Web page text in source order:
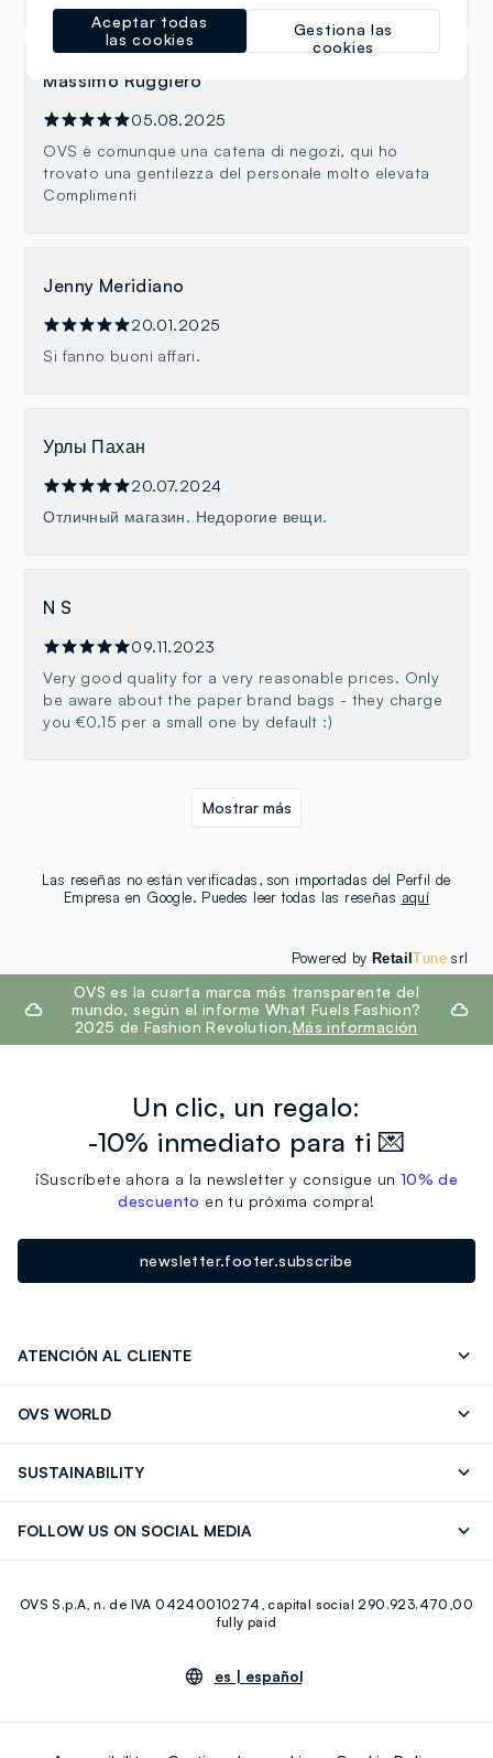
Massimo Ruggiero
05.08.2025
OVS è comunque una catena di negozi, qui ho
trovato una gentilezza del personale molto elevata
Complimenti
Jenny Meridiano
20.01.2025
Si fanno buoni affari.
Урлы Пахан
20.07.2024
Отличный магазин. Недорогие вещи.
N S
09.11.2023
Very good quality for a very reasonable prices. Only
be aware about the paper brand bags - they charge
you €0.15 per a small one by default :)
Las reseñas no están verificadas, son importadas del Perfil de
Empresa en Google. Puedes leer todas las reseñas aquí
Mostrar más
Powered by RetailTunesrl
footer.ariatitleOVS es la cuarta marca más transparente del
mundo, según el informe What Fuels Fashion?
2025 de Fashion Revolution.Más información
Un clic, un regalo:
-10% inmediato para ti 💌
¡Suscríbete ahora a la newsletter y consigue un 10% de
descuento en tu próxima compra!
newsletter.footer.subscribe
ATENCIÓN AL CLIENTE
OVS WORLD
SUSTAINABILITY
FOLLOW US ON SOCIAL MEDIA
Youtube Linkedin
OVS S.p.A, n. de IVA 04240010274, capital social 290.923.470,00
fully paid
es | español
Gestiona las
cookies
Aceptar todas
las cookies